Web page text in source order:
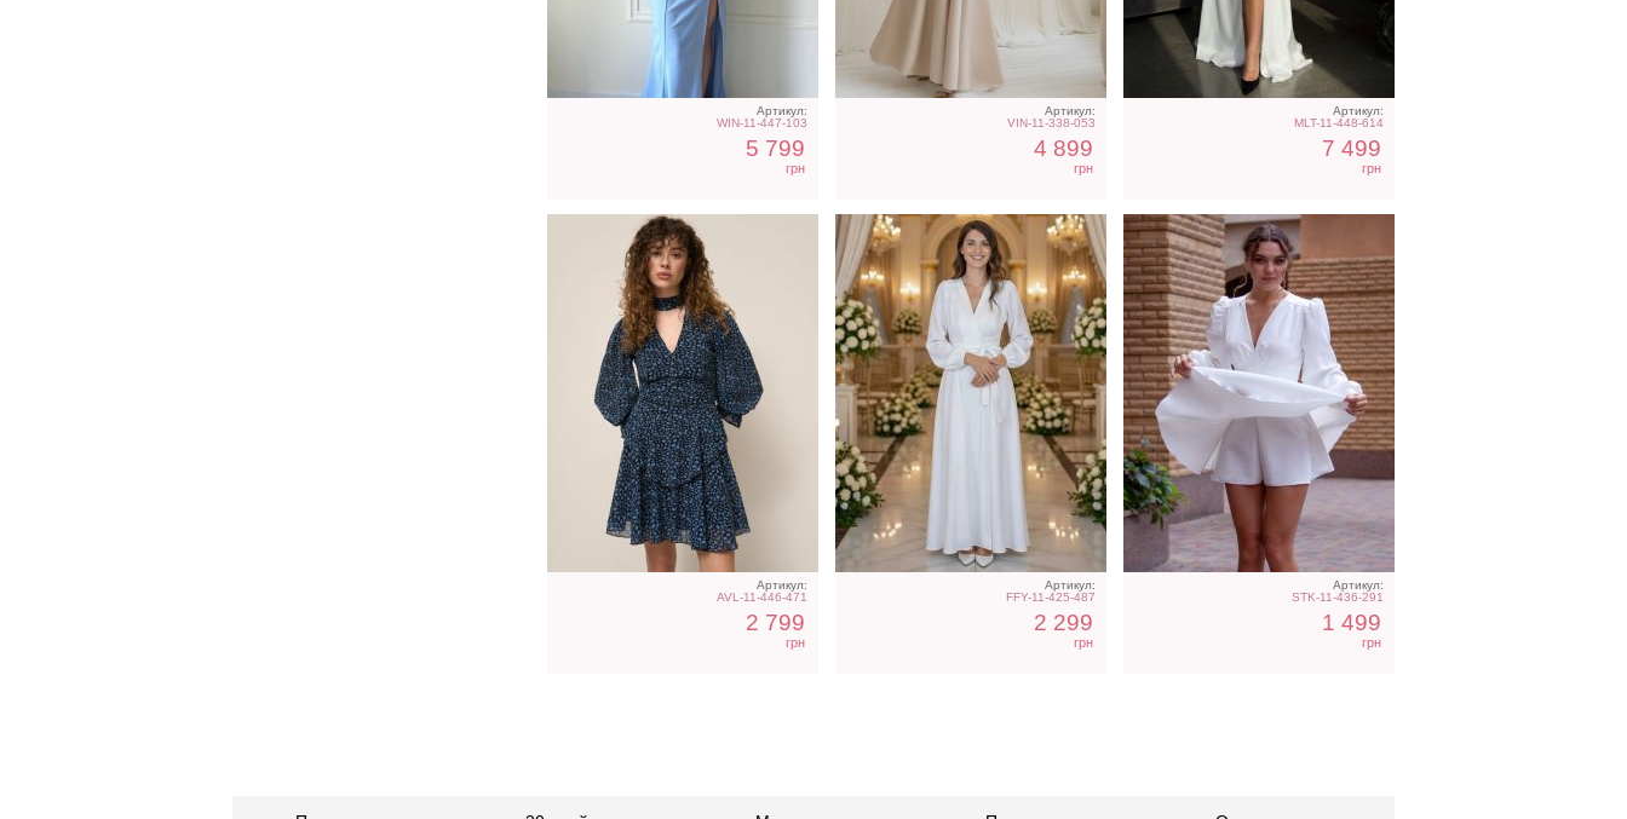
Артикул:
WIN-11-447-103
5 799
грн
Артикул:
VIN-11-338-053
4 899
грн
Артикул:
MLT-11-448-614
7 499
грн
короткое платье с
цветочным принтом
Артикул:
AVL-11-446-471
2 799
грн
платье на запах для
невесты
Артикул:
FFY-11-425-487
2 299
грн
платье-шорты белого
цвета
Артикул:
STK-11-436-291
1 499
грн